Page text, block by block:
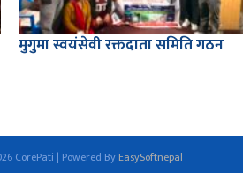
मुगुमा स्वयंसेवी रक्तदाता समिति गठन
CorePati | Powered By EasySoftnepal